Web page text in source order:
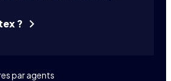
?
par agents